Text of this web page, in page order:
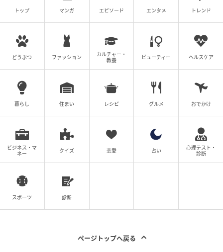
トップ マンガ エピソード エンタメ トレンド
どうぶつ ファッション
カルチャー・
教養
ビューティー ヘルスケア
暮らし 住まい レシピ グルメ おでかけ
ビジネス・マ
ネー
クイズ 恋愛 占い
心理テスト・
診断
スポーツ 診断
ページトップへ戻る